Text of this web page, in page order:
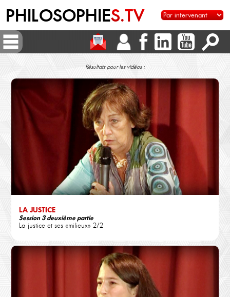
PHILOSOPHIES.TV
Résultats pour les vidéos :
LA JUSTICE
Session 3 deuxième partie
La justice et ses «milieux» 2/2